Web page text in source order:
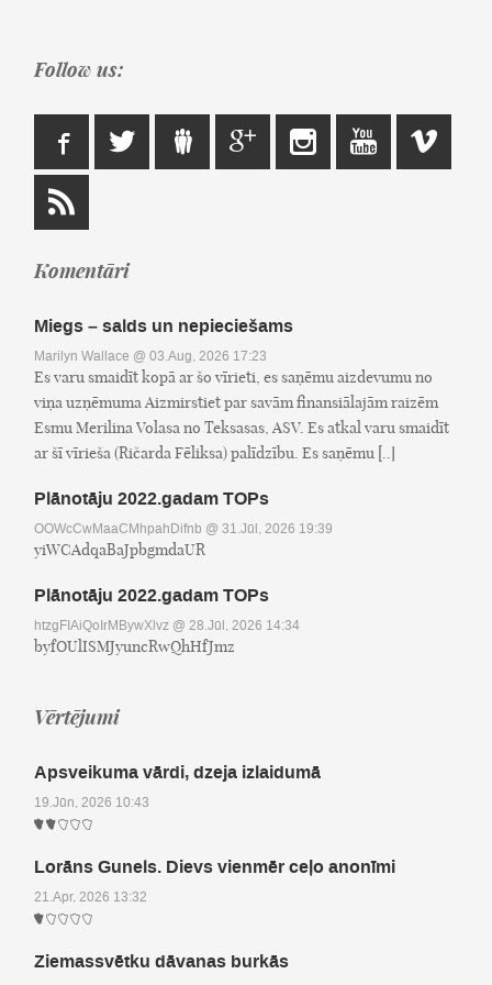
Follow us:
Komentāri
Miegs – salds un nepieciešams
Marilyn Wallace @ 03.Aug, 2026 17:23
Es varu smaidīt kopā ar šo vīrieti, es saņēmu aizdevumu no
viņa uzņēmuma Aizmirstiet par savām finansiālajām raizēm
Esmu Merilina Volasa no Teksasas, ASV. Es atkal varu smaidīt
ar šī vīrieša (Ričarda Fēliksa) palīdzību. Es saņēmu [..]
Plānotāju 2022.gadam TOPs
OOWcCwMaaCMhpahDifnb @ 31.Jūl, 2026 19:39
yiWCAdqaBaJpbgmdaUR
Plānotāju 2022.gadam TOPs
htzgFIAiQoIrMBywXlvz @ 28.Jūl, 2026 14:34
byfOUlISMJyuncRwQhHfJmz
Vērtējumi
Apsveikuma vārdi, dzeja izlaidumā
19.Jūn, 2026 10:43
Lorāns Gunels. Dievs vienmēr ceļo anonīmi
21.Apr, 2026 13:32
Ziemassvētku dāvanas burkās